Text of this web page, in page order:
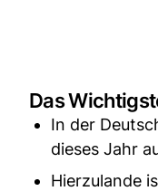
Das
In der
dieses Jahr
Hierzulande